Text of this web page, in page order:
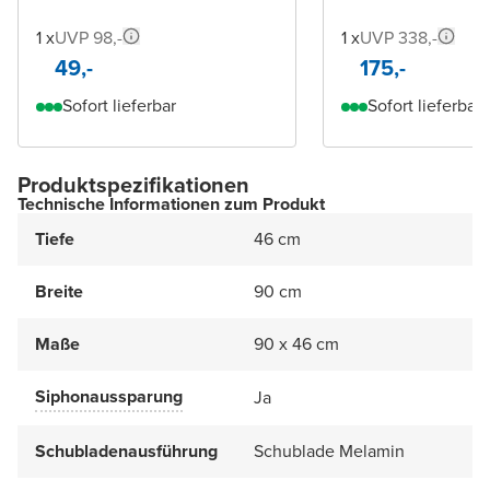
1 xUVP 98,-
49,-
Sofort lieferbar
1 xUVP 338,-
175,-
Sofort lieferbar
Produktspezifikationen
Technische Informationen zum Produkt
Tiefe
46 cm
Breite 90 cm
Maße 90 x 46 cm
Siphonaussparung Ja
Schubladenausführung Schublade Melamin